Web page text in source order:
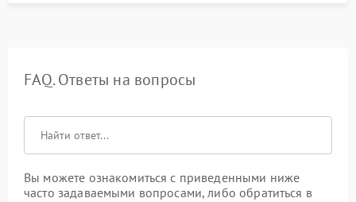
FAQ. Ответы на вопросы
Вы можете ознакомиться с приведенными ниже
часто задаваемыми вопросами, либо обратиться в